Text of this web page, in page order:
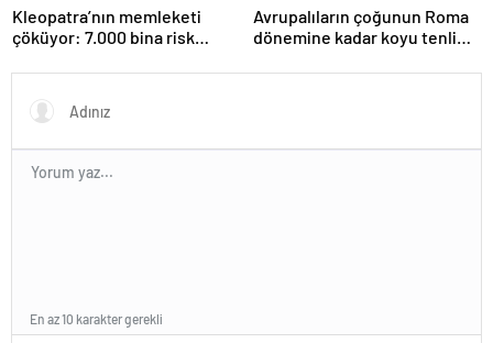
Kleopatra’nın memleketi
çöküyor: 7.000 bina risk
Avrupalıların çoğunun Roma
dönemine kadar koyu tenli
En az 10 karakter gerekli